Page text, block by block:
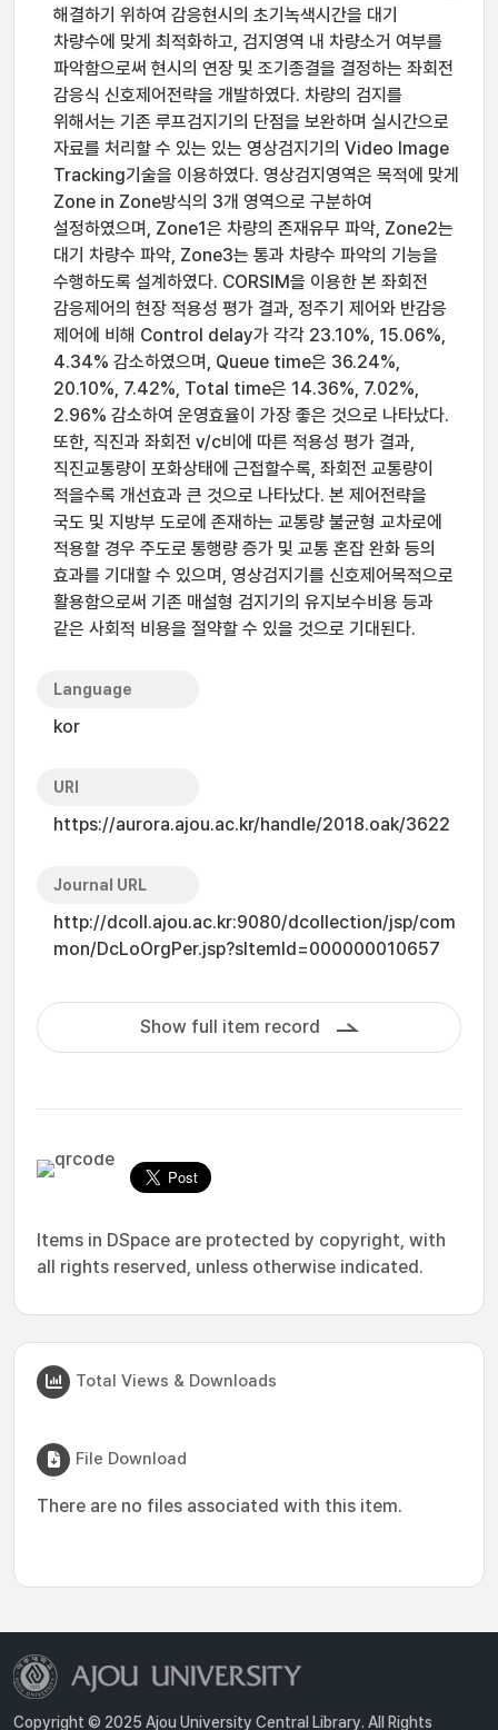
해결하기 위하여 감응현시의 초기녹색시간을 대기
차량수에 맞게 최적화하고, 검지영역 내 차량소거 여부를
파악함으로써 현시의 연장 및 조기종결을 결정하는 좌회전
감응식 신호제어전략을 개발하였다. 차량의 검지를
위해서는 기존 루프검지기의 단점을 보완하며 실시간으로
자료를 처리할 수 있는 있는 영상검지기의 Video Image
Tracking기술을 이용하였다. 영상검지영역은 목적에 맞게
Zone in Zone방식의 3개 영역으로 구분하여
설정하였으며, Zone1은 차량의 존재유무 파악, Zone2는
대기 차량수 파악, Zone3는 통과 차량수 파악의 기능을
수행하도록 설계하였다. CORSIM을 이용한 본 좌회전
감응제어의 현장 적용성 평가 결과, 정주기 제어와 반감응
제어에 비해 Control delay가 각각 23.10%, 15.06%,
4.34% 감소하였으며, Queue time은 36.24%,
20.10%, 7.42%, Total time은 14.36%, 7.02%,
2.96% 감소하여 운영효율이 가장 좋은 것으로 나타났다.
또한, 직진과 좌회전 v/c비에 따른 적용성 평가 결과,
직진교통량이 포화상태에 근접할수록, 좌회전 교통량이
적을수록 개선효과 큰 것으로 나타났다. 본 제어전략을
국도 및 지방부 도로에 존재하는 교통량 불균형 교차로에
적용할 경우 주도로 통행량 증가 및 교통 혼잡 완화 등의
효과를 기대할 수 있으며, 영상검지기를 신호제어목적으로
활용함으로써 기존 매설형 검지기의 유지보수비용 등과
같은 사회적 비용을 절약할 수 있을 것으로 기대된다.
Language
kor
URI
https://aurora.ajou.ac.kr/handle/2018.oak/3622
Journal URL
http://dcoll.ajou.ac.kr:9080/dcollection/jsp/com
mon/DcLoOrgPer.jsp?sItemId=000000010657
Show full item record
Items in DSpace are protected by copyright, with
all rights reserved, unless otherwise indicated.
Total Views & Downloads
File Download
There are no files associated with this item.
Copyright © 2025 Ajou University Central Library. All Rights